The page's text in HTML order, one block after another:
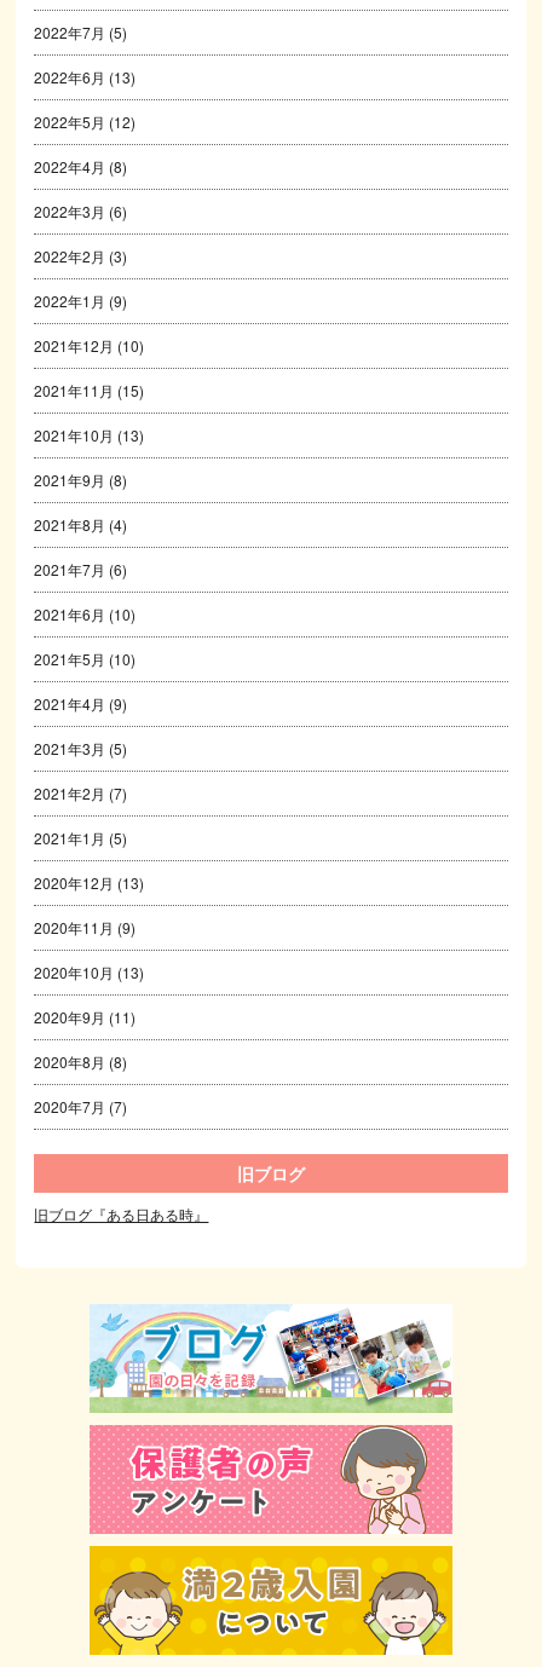
2022年7月 (5)
2022年6月 (13)
2022年5月 (12)
2022年4月 (8)
2022年3月 (6)
2022年2月 (3)
2022年1月 (9)
2021年12月 (10)
2021年11月 (15)
2021年10月 (13)
2021年9月 (8)
2021年8月 (4)
2021年7月 (6)
2021年6月 (10)
2021年5月 (10)
2021年4月 (9)
2021年3月 (5)
2021年2月 (7)
2021年1月 (5)
2020年12月 (13)
2020年11月 (9)
2020年10月 (13)
2020年9月 (11)
2020年8月 (8)
2020年7月 (7)
旧ブログ
旧ブログ『ある日ある時』